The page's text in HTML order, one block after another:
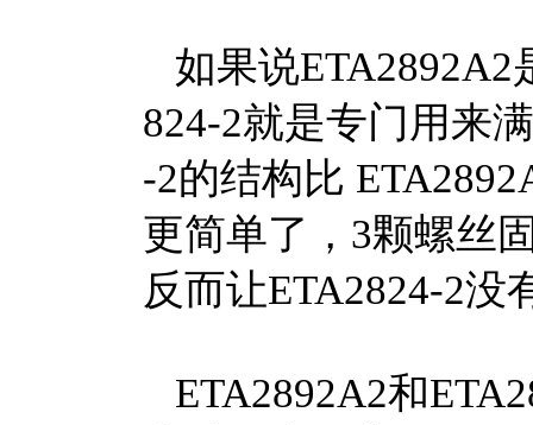
如果说ETA2892A2
824-2就是专门用来
-2的结构比
更简单了，3颗螺丝
反而让ETA2824-2
ETA2892A2和